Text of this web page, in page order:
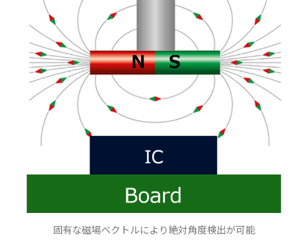
固有な磁場ベクトルにより絶対角度検出が可能